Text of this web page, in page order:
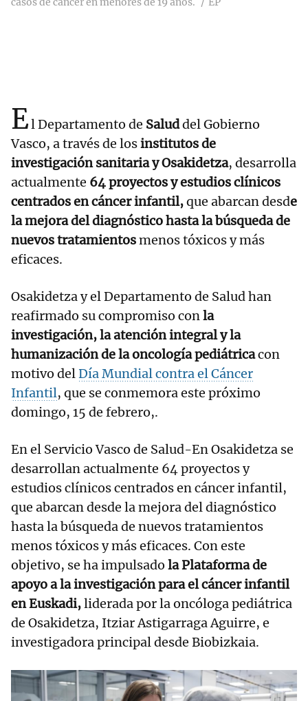
El Departamento de Saluddel Gobierno
Vasco, a través de losinstitutos de
investigación sanitaria y Osakidetza, desarrolla
actualmente 64 proyectos y estudios clínicos
centrados en cáncer infantil,que abarcan desde
la mejora del diagnóstico hasta la búsqueda de
nuevos tratamientosmenos tóxicos y más
eficaces.
Osakidetza y el Departamento de Salud han
reafirmado su compromiso conla
investigación, la atención integral y la
humanización de la oncología pediátricacon
motivo delDía Mundial contra el Cáncer
Infantil, que se conmemora este próximo
domingo, 15 de febrero,.
En el Servicio Vasco de Salud-En Osakidetza se
desarrollan actualmente 64 proyectos y
estudios clínicos centrados en cáncer infantil,
que abarcan desde la mejora del diagnóstico
hasta la búsqueda de nuevos tratamientos
menos tóxicos y más eficaces. Con este
objetivo, se ha impulsado la Plataforma de
apoyo a la investigación para el cáncer infantil
en Euskadi,liderada por la oncóloga pediátrica
de Osakidetza, Itziar Astigarraga Aguirre, e
investigadora principal desde Biobizkaia.